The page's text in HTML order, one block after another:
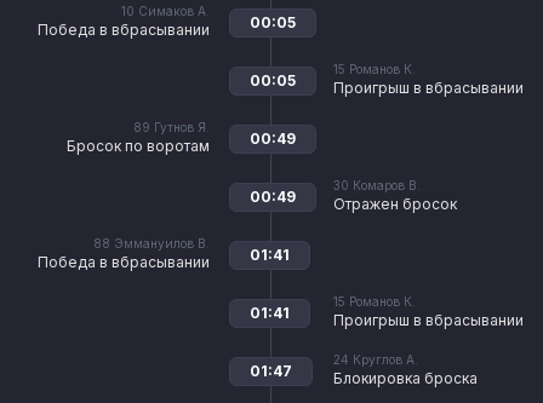
10 Симаков А.
Победа в вбрасывании 00:05
15 Романов К.
Проигрыш в вбрасывании
00:05
89 Гутнов Я.
Бросок по воротам 00:49
30 Комаров В.
Отражен бросок
00:49
88 Эммануилов В.
Победа в вбрасывании 01:41
15 Романов К.
Проигрыш в вбрасывании
01:41
24 Круглов А.
Блокировка броска
01:47